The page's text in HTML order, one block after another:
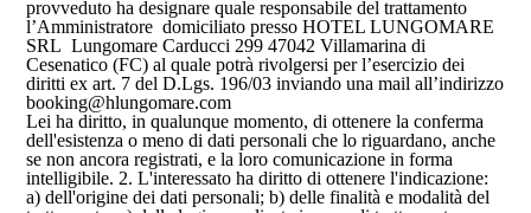
provveduto ha designare quale responsabile del trattamento
l’Amministratore domiciliato presso HOTEL LUNGOMARE
SRL Lungomare Carducci 299 47042 Villamarina di
Cesenatico (FC) al quale potrà rivolgersi per l’esercizio dei
diritti ex art. 7 del D.Lgs. 196/03 inviando una mail all’indirizzo
booking@hlungomare.com
Lei ha diritto, in qualunque momento, di ottenere la conferma
dell'esistenza o meno di dati personali che lo riguardano, anche
se non ancora registrati, e la loro comunicazione in forma
intelligibile. 2. L'interessato ha diritto di ottenere l'indicazione:
a) dell'origine dei dati personali; b) delle finalità e modalità del